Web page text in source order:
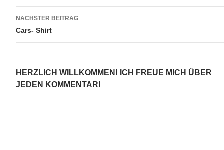
NÄCHSTER BEITRAG
Cars- Shirt
HERZLICH WILLKOMMEN! ICH FREUE MICH ÜBER
JEDEN KOMMENTAR!